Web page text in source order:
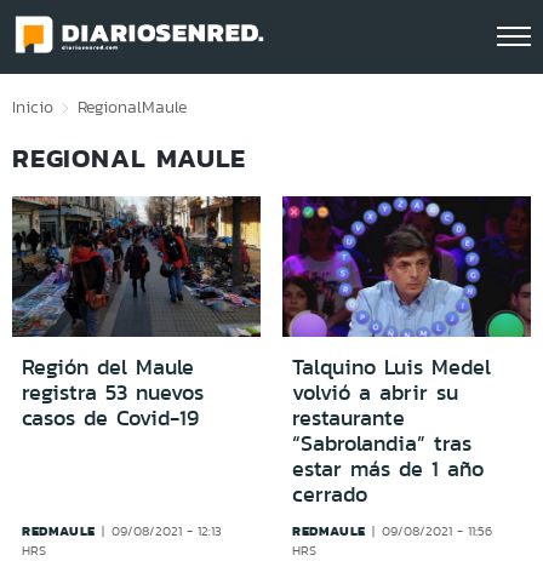
Click acá para ir directamente al contenido
Inicio RegionalMaule
REGIONAL MAULE
Región del Maule
registra 53 nuevos
casos de Covid-19
REDMAULE
09/08/2021 - 12:13
HRS
Talquino Luis Medel
volvió a abrir su
restaurante
“Sabrolandia” tras
estar más de 1 año
cerrado
REDMAULE
09/08/2021 - 11:56
HRS